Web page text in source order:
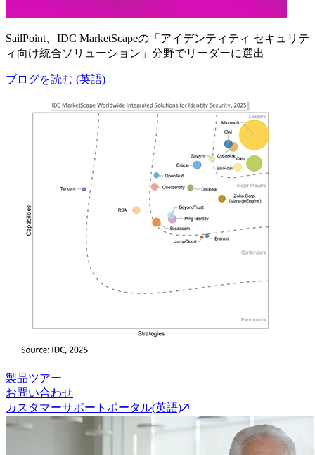
SailPoint、IDC MarketScapeの「アイデンティティ セキュリテ
ィ向け統合ソリューション」分野でリーダーに選出
ブログを読む (英語)
製品ツアー
お問い合わせ
カスタマーサポートポータル(英語)